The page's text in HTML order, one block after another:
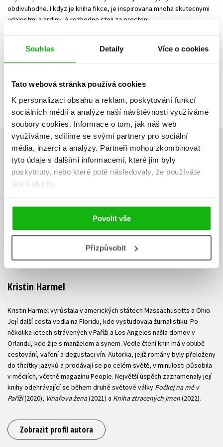
Souhlas Detaily Více o cookies
Tato webová stránka používá cookies
K personalizaci obsahu a reklam, poskytování funkcí
sociálních médií a analýze naší návštěvnosti využíváme
soubory cookies. Informace o tom, jak náš web
využíváme, sdílíme se svými partnery pro sociální
média, inzerci a analýzy. Partneři mohou zkombinovat
tyto údaje s dalšími informacemi, které jim byly
poskytnuty, nebo které poté následovaly, že používáte
jejich služby.
Povolit vše
Přizpůsobit
obdivuhodne. I kdyz je kniha fikce, je inspirovana mnoha skutecnymi
udalostmi a hrdiny. A rozhodne stoji za precteni.
Přihlásit
AUTOR KNIHY
Kristin Harmel
Kristin Harmel vyrůstala v amerických státech Massachusetts a Ohio.
Její další cesta vedla na Floridu, kde vystudovala žurnalistiku. Po
několika letech strávených v Paříži a Los Angeles našla domov v
Orlandu, kde žije s manželem a synem. Vedle čtení knih má v oblibě
cestování, vaření a degustaci vín. Autorka, jejíž romány byly přeloženy
do třicítky jazyků a prodávají se po celém světě, v minulosti působila
v médiích, včetně magazínu People. Největší úspěch zaznamenaly její
knihy odehrávající se během druhé světové války Počkej na mě v
Paříži(2020), Vinařova žena(2021) a Kniha ztracených jmen(2022).
Zobrazit profil autora